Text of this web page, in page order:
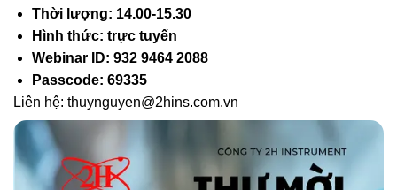
Thời lượng: 14.00-15.30
Hình thức: trực tuyến
Webinar ID: 932 9464 2088
Passcode: 69335
Liên hệ: thuynguyen@2hins.com.vn